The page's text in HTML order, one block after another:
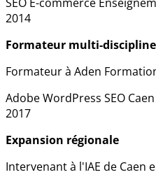
2014
Formateur multi-
Formateur à Aden
AdobeWordPress SEO Caen
2017
Expansion régionale
Intervenant à l'IAE de Caen